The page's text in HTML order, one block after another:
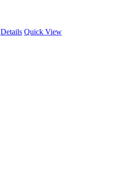
Details Quick View